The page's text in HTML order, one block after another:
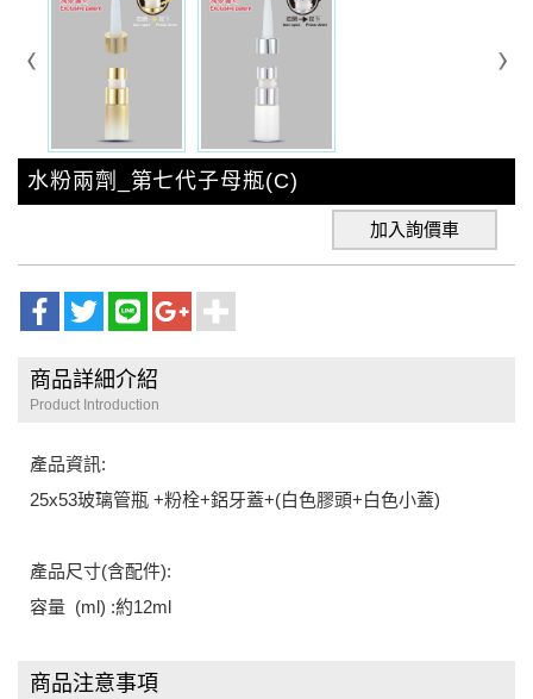
水粉兩劑_第七代子母瓶(C)
加入詢價車
商品詳細介紹
Product Introduction
產品資訊:
25x53玻璃管瓶 +粉栓+鋁牙蓋+(白色膠頭+白色小蓋)
產品尺寸(含配件):
容量 (ml) :約12ml
商品注意事項